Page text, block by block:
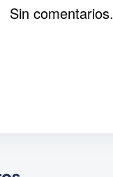
Sin comentarios.